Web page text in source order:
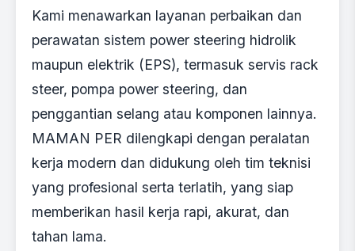
Kami menawarkan layanan perbaikan dan
perawatan sistem power steering hidrolik
maupun elektrik (EPS), termasuk servis rack
steer, pompa power steering, dan
penggantian selang atau komponen lainnya.
MAMAN PER dilengkapi dengan peralatan
kerja modern dan didukung oleh tim teknisi
yang profesional serta terlatih, yang siap
memberikan hasil kerja rapi, akurat, dan
tahan lama.